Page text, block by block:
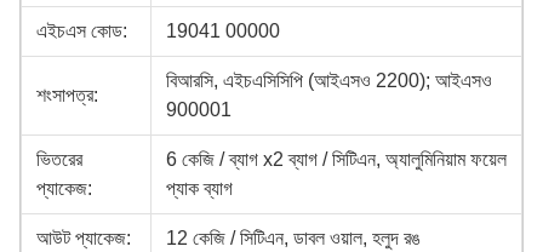
এইচএস কোড: 19041 00000
শংসাপত্র:
বিআরসি, এইচএসিসিপি (আইএসও 2200); আইএসও
900001
ভিতরের
প্যাকেজ:
6 কেজি / ব্যাগ x2 ব্যাগ / সিটিএন, অ্যালুমিনিয়াম ফয়েল
প্যাক ব্যাগ
আউট প্যাকেজ: 12 কেজি / সিটিএন, ডাবল ওয়াল, হলুদ রঙ